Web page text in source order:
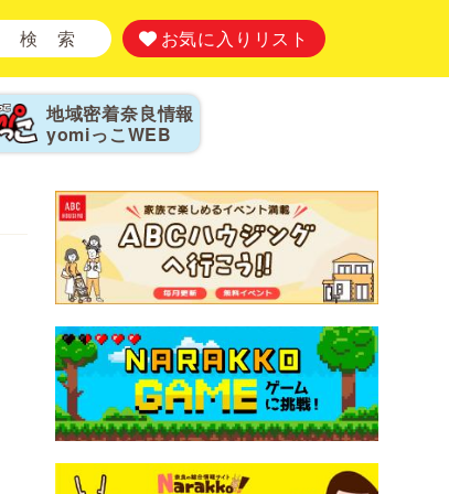
検 索 お気に入りリスト
地域密着奈良情報
yomiっこ WEB